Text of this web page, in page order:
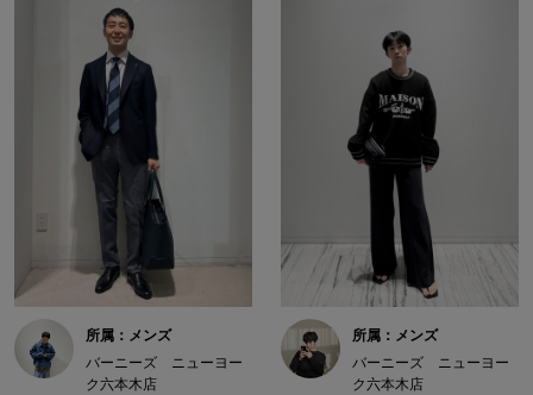
所属：メンズ
バーニーズ ニューヨー
ク六本木店
所属：メンズ
バーニーズ ニューヨー
ク六本木店